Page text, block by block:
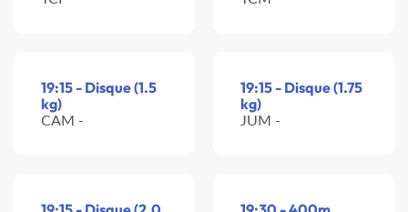
19:15 - Disque (1.5
kg)
CAM -
19:15 - Disque (1.75
kg)
JUM -